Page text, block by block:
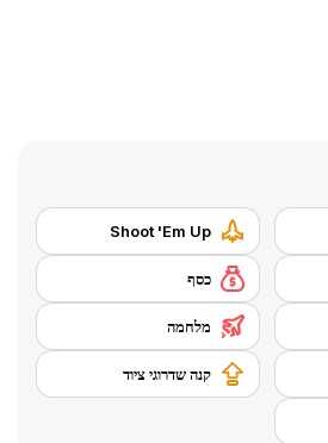
Shoot 'Em Up
כסף
מלחמה
קנה שדרוגי ציוד